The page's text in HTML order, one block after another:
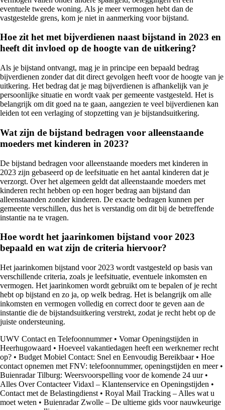
eventuele tweede woning. Als je meer vermogen hebt dan de
vastgestelde grens, kom je niet in aanmerking voor bijstand.
Hoe zit het met bijverdienen naast bijstand in 2023 en
heeft dit invloed op de hoogte van de uitkering?
Als je bijstand ontvangt, mag je in principe een bepaald bedrag
bijverdienen zonder dat dit direct gevolgen heeft voor de hoogte van je
uitkering. Het bedrag dat je mag bijverdienen is afhankelijk van je
persoonlijke situatie en wordt vaak per gemeente vastgesteld. Het is
belangrijk om dit goed na te gaan, aangezien te veel bijverdienen kan
leiden tot een verlaging of stopzetting van je bijstandsuitkering.
Wat zijn de bijstand bedragen voor alleenstaande
moeders met kinderen in 2023?
De bijstand bedragen voor alleenstaande moeders met kinderen in
2023 zijn gebaseerd op de leefsituatie en het aantal kinderen dat je
verzorgt. Over het algemeen geldt dat alleenstaande moeders met
kinderen recht hebben op een hoger bedrag aan bijstand dan
alleenstaanden zonder kinderen. De exacte bedragen kunnen per
gemeente verschillen, dus het is verstandig om dit bij de betreffende
instantie na te vragen.
Hoe wordt het jaarinkomen bijstand voor 2023
bepaald en wat zijn de criteria hiervoor?
Het jaarinkomen bijstand voor 2023 wordt vastgesteld op basis van
verschillende criteria, zoals je leefsituatie, eventuele inkomsten en
vermogen. Het jaarinkomen wordt gebruikt om te bepalen of je recht
hebt op bijstand en zo ja, op welk bedrag. Het is belangrijk om alle
inkomsten en vermogen volledig en correct door te geven aan de
instantie die de bijstandsuitkering verstrekt, zodat je recht hebt op de
juiste ondersteuning.
UWV Contact en Telefoonnummer• Vomar Openingstijden in
Heerhugowaard • Hoeveel vakantiedagen heeft een werknemer recht
op? • Budget Mobiel Contact: Snel en Eenvoudig Bereikbaar• Hoe
contact opnemen met FNV: telefoonnummer, openingstijden en meer•
Buienradar Tilburg: Weersvoorspelling voor de komende 24 uur•
Alles Over Contacteer Vidaxl – Klantenservice en Openingstijden •
Contact met de Belastingdienst • Royal Mail Tracking – Alles wat u
moet weten • Buienradar Zwolle – De ultieme gids voor nauwkeurige